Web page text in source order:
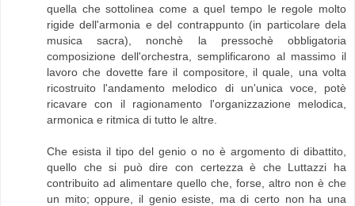
quella che sottolinea come a quel tempo le regole molto
rigide dell'armonia e del contrappunto (in particolare dela
musica sacra), nonchè la pressochè obbligatoria
composizione dell'orchestra, semplificarono al massimo il
lavoro che dovette fare il compositore, il quale, una volta
ricostruito l'andamento melodico di un'unica voce, potè
ricavare con il ragionamento l'organizzazione melodica,
armonica e ritmica di tutto le altre.
Che esista il tipo del genio o no è argomento di dibattito,
quello che si può dire con certezza è che Luttazzi ha
contribuito ad alimentare quello che, forse, altro non è che
un mito; oppure, il genio esiste, ma di certo non ha una